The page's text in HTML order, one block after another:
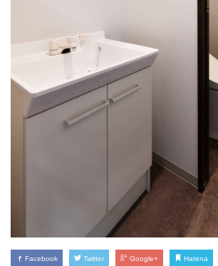
Facebook Twitter Google+ Hatena